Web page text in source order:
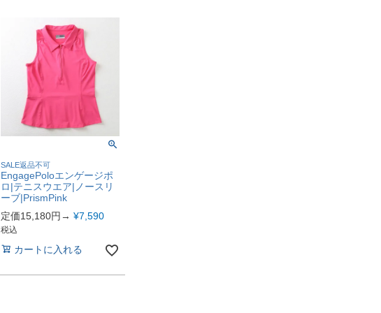
SALE返品不可
EngagePoloエンゲージポ
ロ|テニスウエア|ノースリ
ーブ|PrismPink
定価15,180円→ ¥7,590
税込
カートに入れる